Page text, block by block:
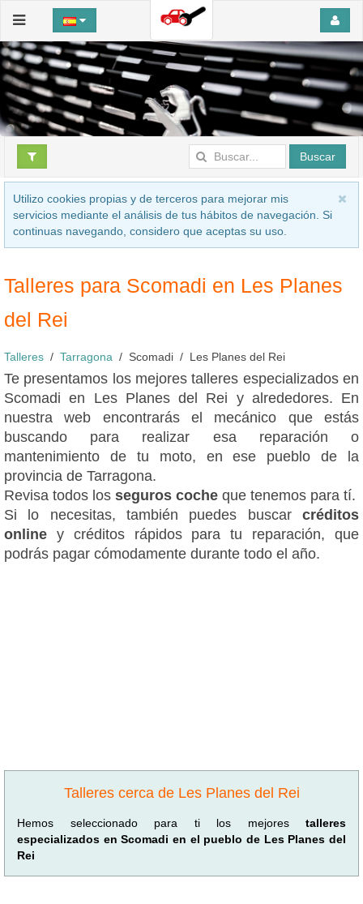
Buscar
Utilizo cookies propias y de terceros para mejorar mis
servicios mediante el análisis de tus hábitos de navegación. Si
continuas navegando, considero que aceptas su uso.
Talleres para Scomadi en Les Planes
del Rei
Talleres Tarragona Scomadi Les Planes del Rei
Te presentamos los mejores talleres especializados en
Scomadi en Les Planes del Rei y alrededores. En
nuestra web encontrarás el mecánico que estás
buscando para realizar esa reparación o
mantenimiento de tu moto, en ese pueblo de la
provincia de Tarragona.
Revisa todos los seguros coche que tenemos para tí.
Si lo necesitas, también puedes buscar créditos
online y créditos rápidos para tu reparación, que
podrás pagar cómodamente durante todo el año.
Talleres cerca de Les Planes del Rei
Hemos seleccionado para ti los mejores talleres
especializados en Scomadi en el pueblo de Les Planes del
Rei